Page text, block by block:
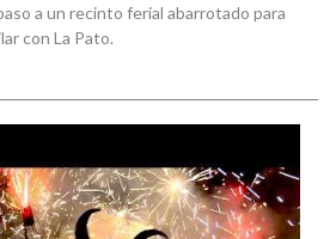
a un recinto ferial abarrotado para
con La Pato.